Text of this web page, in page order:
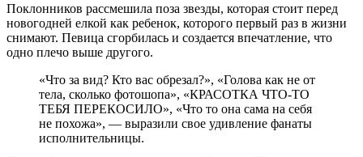
Поклонников рассмешила поза звезды, которая стоит перед
новогодней елкой как ребенок, которого первый раз в жизни
снимают. Певица сгорбилась и создается впечатление, что
одно плечо выше другого.
«Что за вид? Кто вас обрезал?», «Голова как не от
тела, сколько фотошопа», «КРАСОТКА ЧТО-ТО
ТЕБЯ ПЕРЕКОСИЛО», «Что то она сама на себя
не похожа», — выразили свое удивление фанаты
исполнительницы.